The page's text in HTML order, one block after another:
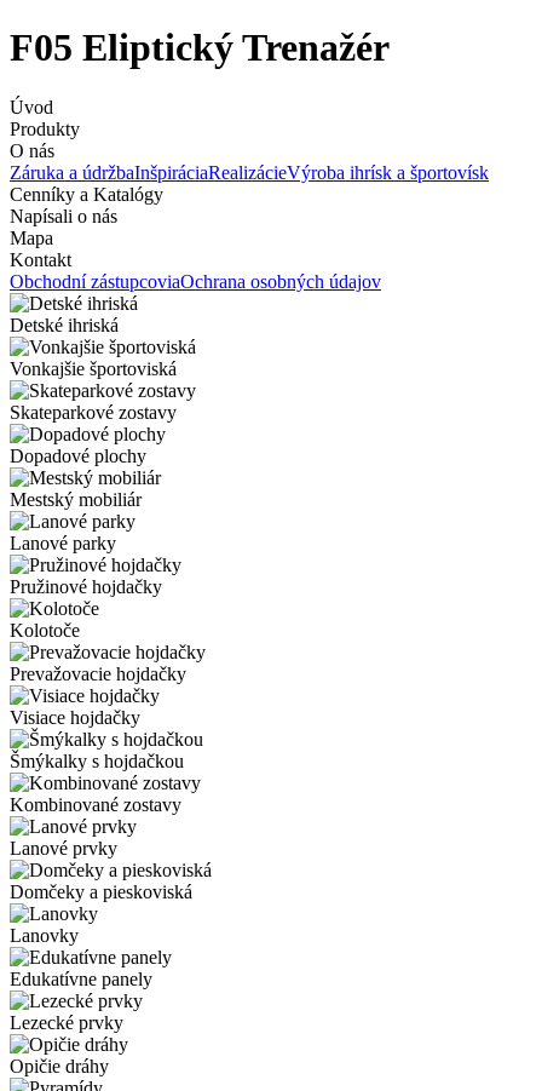
F05 Eliptický Trenažér
Úvod
Produkty
O nás
Záruka a údržbaInšpiráciaRealizácieVýroba ihrísk a športovísk
Cenníky a Katalógy
Napísali o nás
Mapa
Kontakt
Obchodní zástupcoviaOchrana osobných údajov
Detské ihriská
Vonkajšie športoviská
Skateparkové zostavy
Dopadové plochy
Mestský mobiliár
Lanové parky
Pružinové hojdačky
Kolotoče
Prevažovacie hojdačky
Visiace hojdačky
Šmýkalky s hojdačkou
Kombinované zostavy
Lanové prvky
Domčeky a pieskoviská
Lanovky
Edukatívne panely
Lezecké prvky
Opičie dráhy